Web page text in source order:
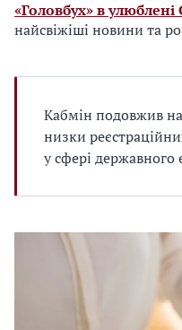
«Головбух» в улюблені
найсвіжіші новини та
Кабмін подовжив
низки
у сфері